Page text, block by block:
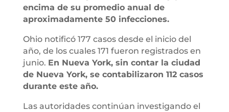
encima de su promedio anual de
aproximadamente 50 infecciones.
Ohio notificó 177 casos desde el inicio del
año, de los cuales 171 fueron registrados en
junio. En Nueva York, sin contar la ciudad
de Nueva York, se contabilizaron 112 casos
durante este año.
Las autoridades continúan investigando el